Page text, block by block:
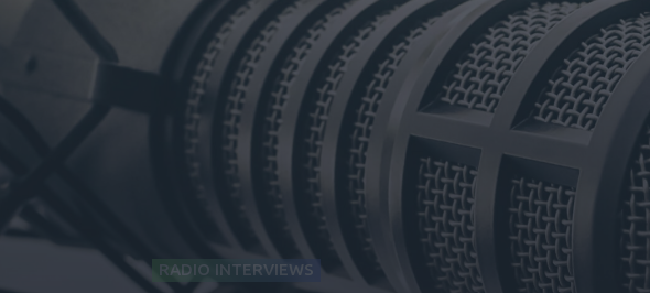
RADIO INTERVIEWS